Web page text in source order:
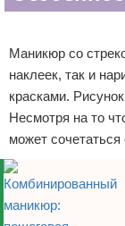
Прически
Разное
Уход за лицом
Хирургия
Маникюр со
наклеек, так и
красками.
Несмотря на то
может